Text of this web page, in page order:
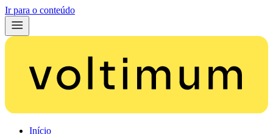
Ir para o conteúdo
Início